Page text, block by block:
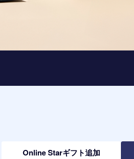
Online Starギフト追加